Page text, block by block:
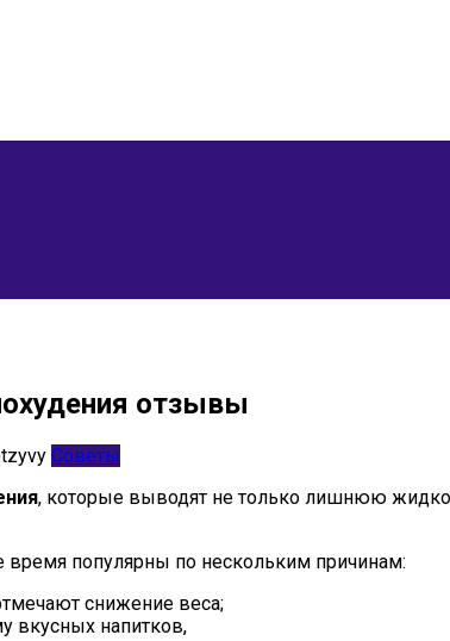
отзывы
Советы
, которые выводят не только лишнюю
популярны по нескольким причинам:
снижение веса;
вкусных напитков,